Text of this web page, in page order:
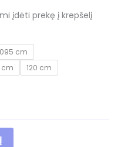
€.
įdėti prekę į krepšelį
095 cm
cm
120 cm